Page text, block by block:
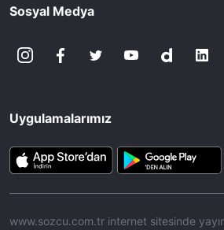
Sosyal Medya
Uygulamalarımız
www.sozcu.com.tr internet sitesinde